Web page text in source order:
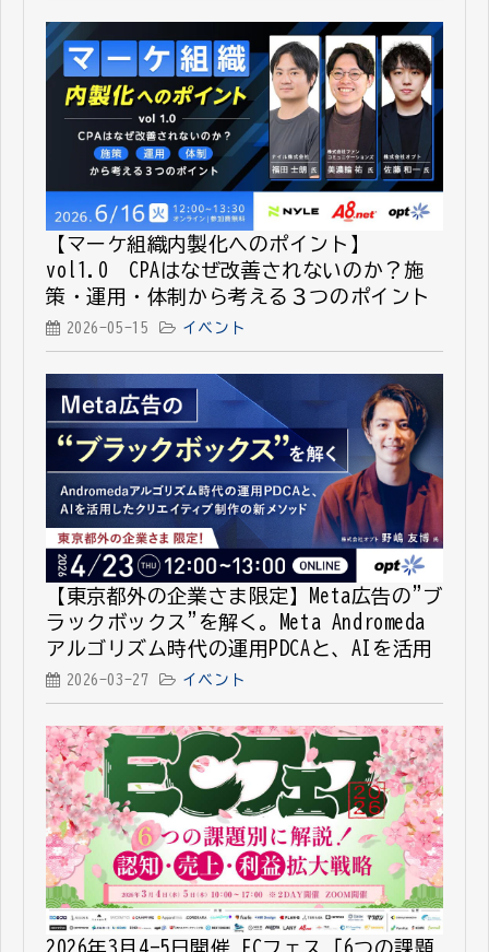
【マーケ組織内製化へのポイント】
vol1.0 CPAはなぜ改善されないのか？施
策・運用・体制から考える３つのポイント
2026-05-15 イベント
【東京都外の企業さま限定】Meta広告の"ブ
ラックボックス"を解く。Meta Andromeda
アルゴリズム時代の運用PDCAと、AIを活用
したクリエイティブ制作の新メソッド
2026-03-27 イベント
2026年3月4-5日開催_ECフェス「6つの課題